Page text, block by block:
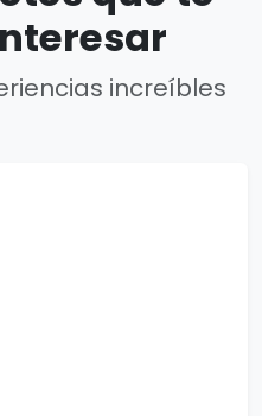
increíbles